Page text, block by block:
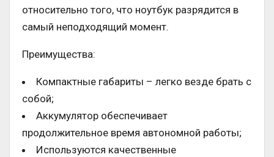
относительно того, что ноутбук разрядится в
самый неподходящий момент.
Преимущества:
Компактные габариты – легко везде брать с
собой;
Аккумулятор обеспечивает
продолжительное время автономной работы;
Используются качественные